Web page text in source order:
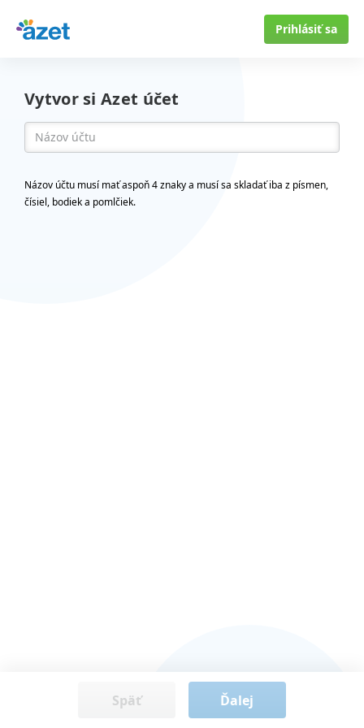
Prihlásiť sa
Vytvor si Azet účet
Názov účtu musí mať aspoň 4 znaky a musí sa skladať iba z písmen,
čísiel, bodiek a pomlčiek.